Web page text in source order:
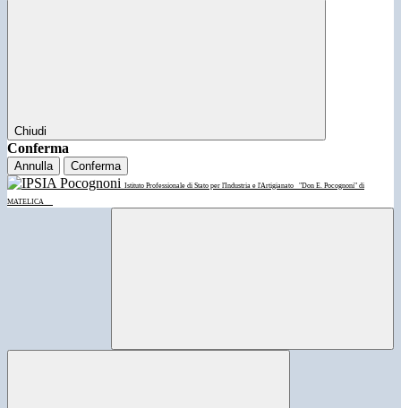
Chiudi
Conferma
Annulla Conferma
Istituto Professionale di Stato per l'Industria e l'Artigianato
"Don E. Pocognoni" di
MATELICA